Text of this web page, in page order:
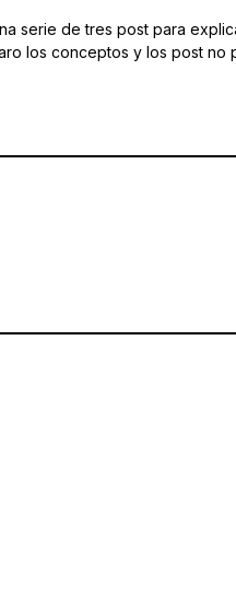
serie de tres post para
los conceptos y los post no